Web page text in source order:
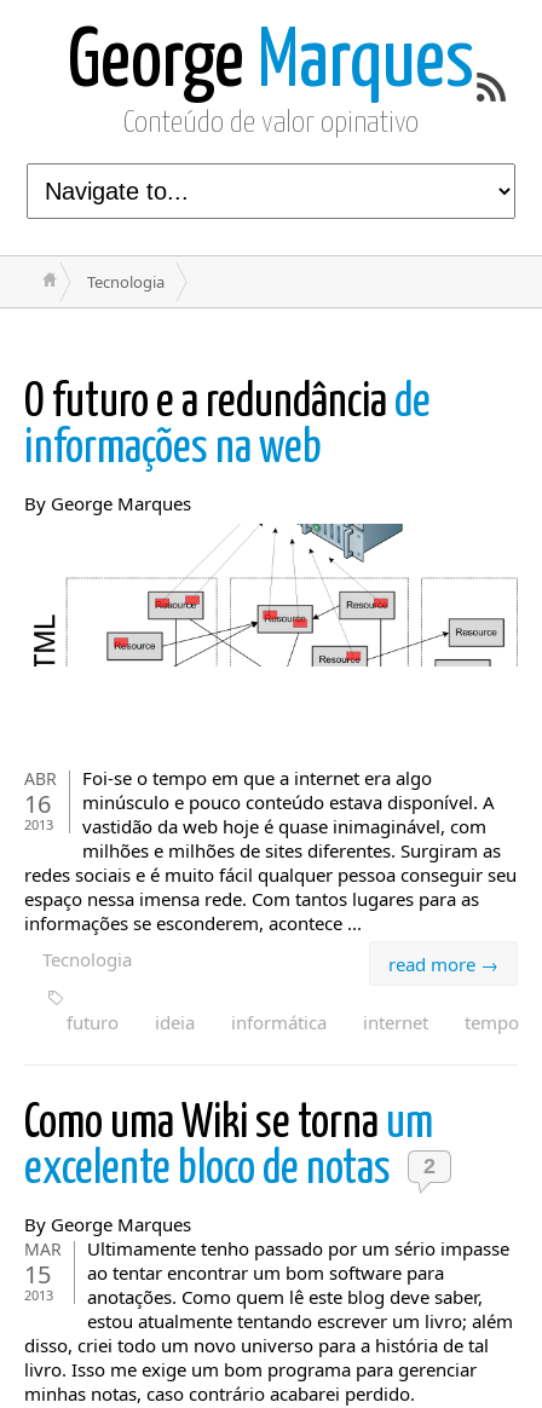
George Marques
Conteúdo de valor opinativo
Tecnologia
O futuro e a redundância de
informações na web
By George Marques
ABR
16
2013
Foi-se o tempo em que a internet era algo
minúsculo e pouco conteúdo estava disponível. A
vastidão da web hoje é quase inimaginável, com
milhões e milhões de sites diferentes. Surgiram as
redes sociais e é muito fácil qualquer pessoa conseguir seu
espaço nessa imensa rede. Com tantos lugares para as
informações se esconderem, acontece ...
read more →
Tecnologia
futuro ideia informática internet tempo
Como uma Wiki se torna um
excelente bloco de notas
2
By George Marques
MAR
15
2013
Ultimamente tenho passado por um sério impasse
ao tentar encontrar um bom software para
anotações. Como quem lê este blog deve saber,
estou atualmente tentando escrever um livro; além
disso, criei todo um novo universo para a história de tal
livro. Isso me exige um bom programa para gerenciar
minhas notas, caso contrário acabarei perdido.